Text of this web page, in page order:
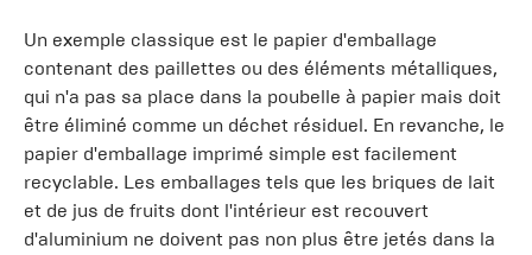
Un exemple classique est le papier d'emballage
contenant des paillettes ou des éléments métalliques,
qui n'a pas sa place dans la poubelle à papier mais doit
être éliminé comme un déchet résiduel. En revanche, le
papier d'emballage imprimé simple est facilement
recyclable. Les emballages tels que les briques de lait
et de jus de fruits dont l'intérieur est recouvert
d'aluminium ne doivent pas non plus être jetés dans la